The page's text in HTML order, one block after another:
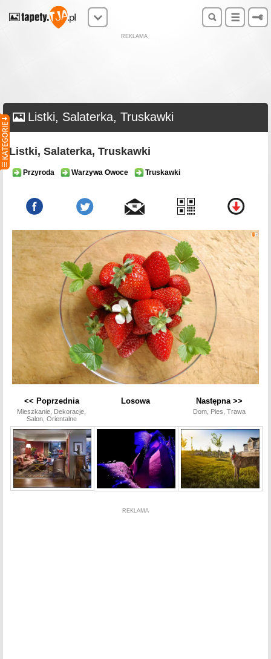
REKLAMA
Listki, Salaterka, Truskawki
Listki, Salaterka, Truskawki
Przyroda Warzywa Owoce Truskawki
<< Poprzednia
Mieszkanie, Dekoracje,
Salon, Orientalne
Losowa Następna >>
Dom, Pies, Trawa
REKLAMA